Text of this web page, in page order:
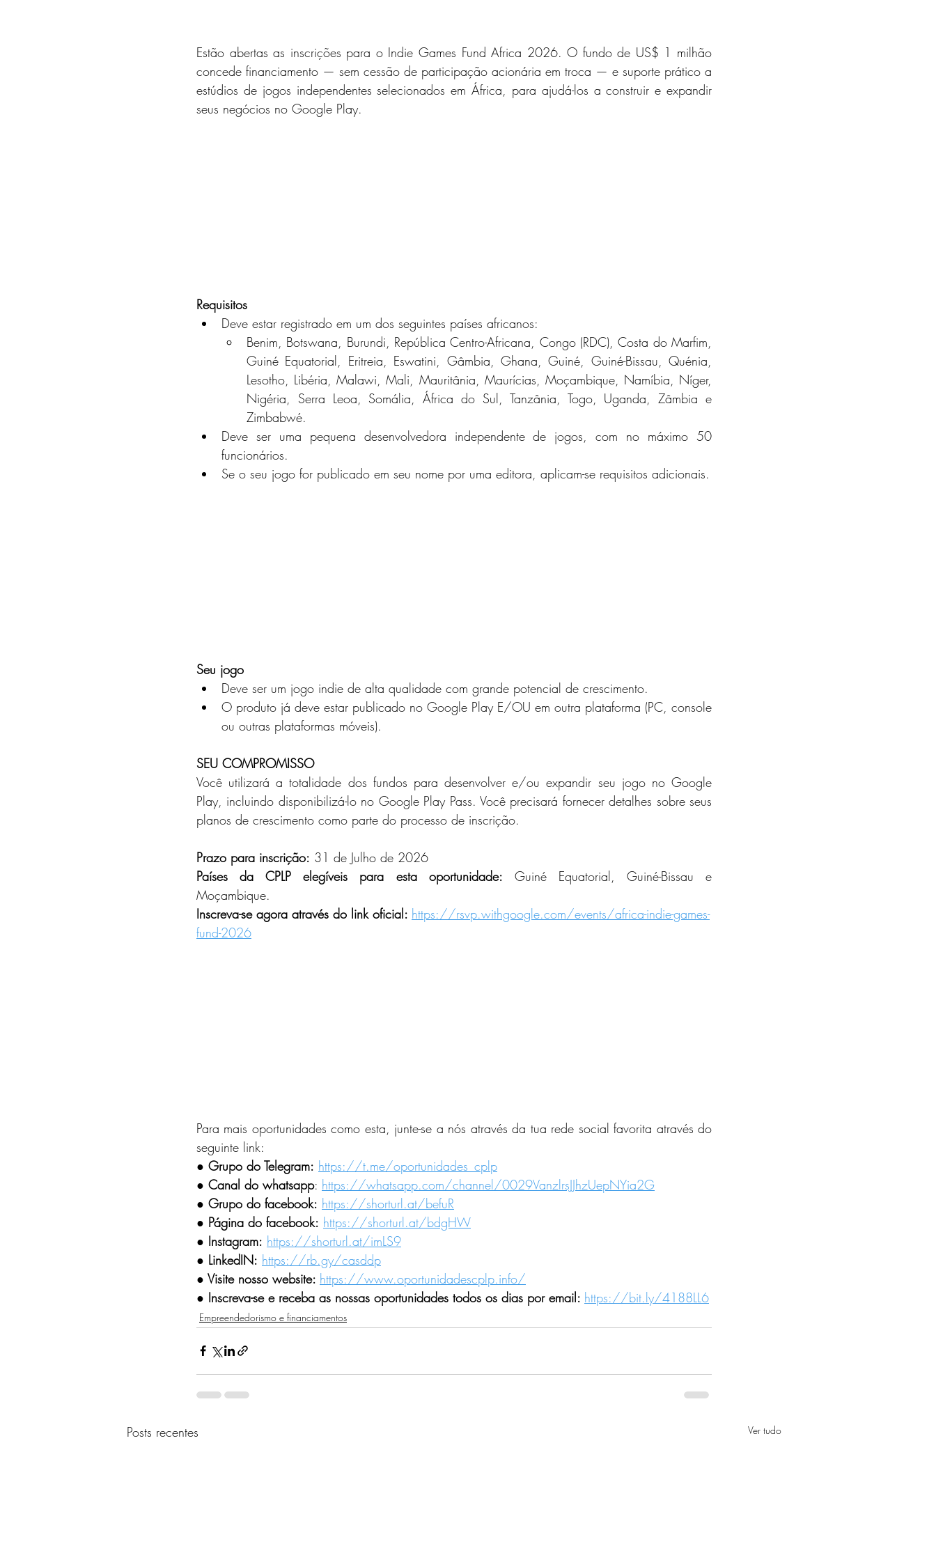
Estão abertas as inscrições para o Indie Games Fund Africa 2026. O fundo de US$ 1 milhão
concede financiamento — sem cessão de participação acionária em troca — e suporte prático a
estúdios de jogos independentes selecionados em África, para ajudá-los a construir e expandir
seus negócios no Google Play.
Requisitos
Deve estar registrado em um dos seguintes países africanos:
Benim, Botswana, Burundi, República Centro-Africana, Congo (RDC), Costa do Marfim,
Guiné Equatorial, Eritreia, Eswatini, Gâmbia, Ghana, Guiné, Guiné-Bissau, Quénia,
Lesotho, Libéria, Malawi, Mali, Mauritânia, Maurícias, Moçambique, Namíbia, Níger,
Nigéria, Serra Leoa, Somália, África do Sul, Tanzânia, Togo, Uganda, Zâmbia e
Zimbabwé.
Deve ser uma pequena desenvolvedora independente de jogos, com no máximo 50
funcionários.
Seu jogo
Deve ser um jogo indie de alta qualidade com grande potencial de crescimento.
O produto já deve estar publicado no Google Play E/OU em outra plataforma (PC, console
ou outras plataformas móveis).
SEU COMPROMISSO
Você utilizará a totalidade dos fundos para desenvolver e/ou expandir seu jogo no Google
Play, incluindo disponibilizá-lo no Google Play Pass. Você precisará fornecer detalhes sobre seus
planos de crescimento como parte do processo de inscrição.
Prazo para inscrição: 31 de Julho de 2026
Países da CPLP elegíveis para esta oportunidade: Guiné Equatorial, Guiné-Bissau e
Moçambique.
Inscreva-se agora através do link oficial: https://rsvp.withgoogle.com/events/africa-indie-games-
fund-2026
Para mais oportunidades como esta, junte-se a nós através da tua rede social favorita através do
seguinte link:
● Grupo do Telegram: https://t.me/oportunidades_cplp
● Canal do whatsapp: https://whatsapp.com/channel/0029VanzlrsJJhzUepNYia2G
● Grupo do facebook: https://shorturl.at/befuR
● Página do facebook: https://shorturl.at/bdgHW
● Instagram: https://shorturl.at/imLS9
● LinkedIN: https://rb.gy/casddp
● Visite nosso website: https://www.oportunidadescplp.info/
● Inscreva-se e receba as nossas oportunidades todos os dias por email: https://bit.ly/4188LL6
Empreendedorismo e financiamentos
Posts recentes Ver tudo